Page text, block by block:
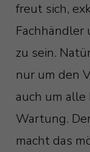
freut sich,
zu sein.
nur um den
auch um
Wartung.
macht das